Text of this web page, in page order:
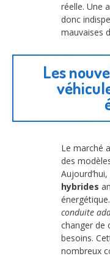
réelle. Une
donc
mauvaises
Les
Le marché
des
Aujourd’hui,
hybrides
conduite
changer de
besoins.
nombreux